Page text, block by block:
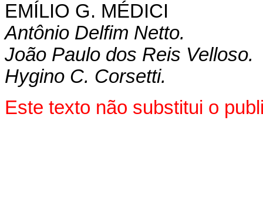
EMÍLIO G. MÉDICI
Antônio Delfim Netto.
João Paulo dos Reis Velloso.
Hygino C. Corsetti.
Este texto não substitui o